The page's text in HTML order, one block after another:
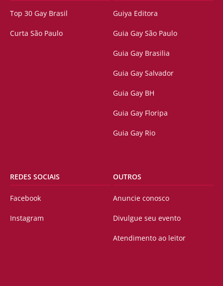
Top 30 Gay Brasil
Curta São Paulo
Guiya Editora
Guia Gay São Paulo
Guia Gay Brasilia
Guia Gay Salvador
Guia Gay BH
Guia Gay Floripa
Guia Gay Rio
REDES SOCIAIS
Facebook
Instagram
OUTROS
Anuncie conosco
Divulgue seu evento
Atendimento ao leitor